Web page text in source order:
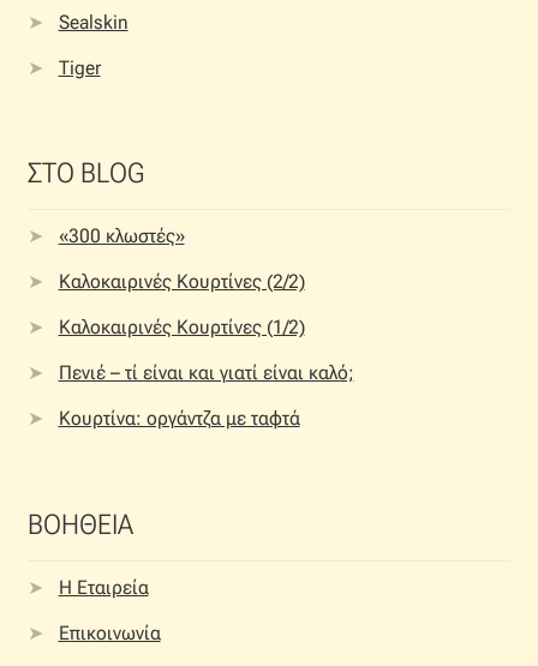
Sealskin
Tiger
ΣΤΟ BLOG
«300 κλωστές»
Καλοκαιρινές Κουρτίνες (2/2)
Καλοκαιρινές Κουρτίνες (1/2)
Πενιέ – τί είναι και γιατί είναι καλό;
Κουρτίνα: οργάντζα με ταφτά
ΒΟΗΘΕΙΑ
Η Εταιρεία
Επικοινωνία